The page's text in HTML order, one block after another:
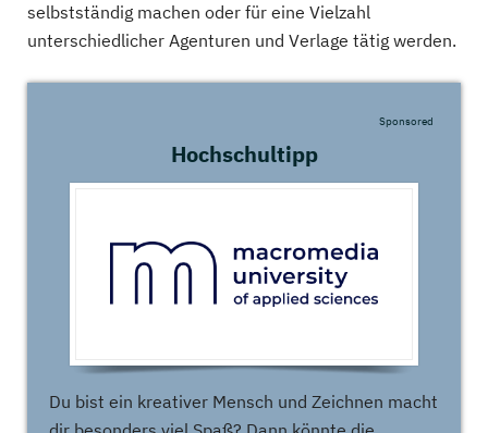
selbstständig machen oder für eine Vielzahl
unterschiedlicher Agenturen und Verlage tätig werden.
Hochschultipp
Sponsored
Du bist ein kreativer Mensch und Zeichnen macht